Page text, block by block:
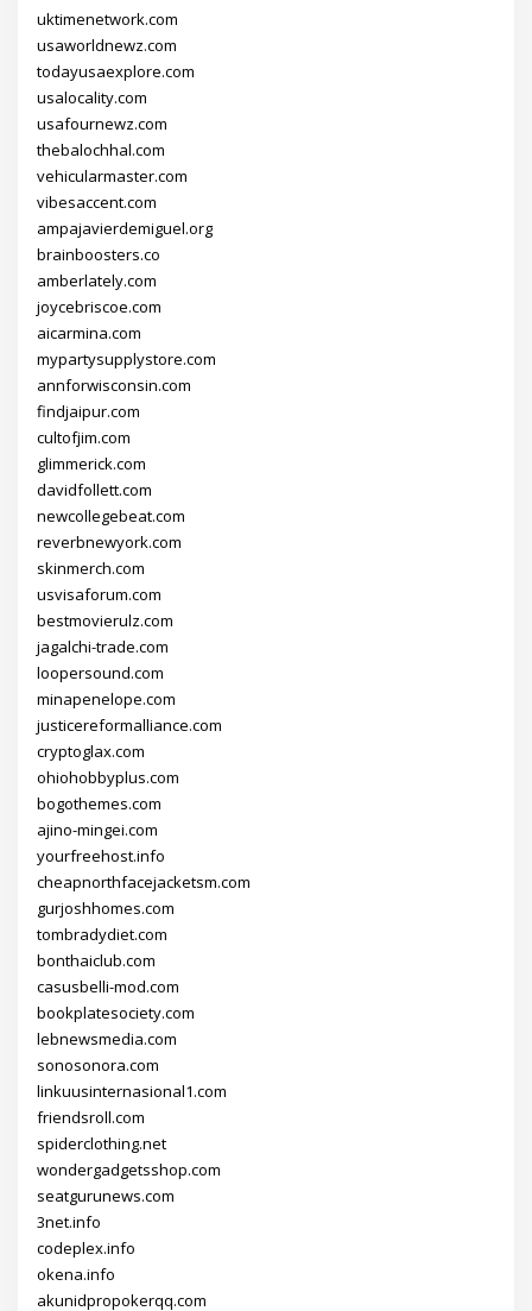
uktimenetwork.com
usaworldnewz.com
todayusaexplore.com
usalocality.com
usafournewz.com
thebalochhal.com
vehicularmaster.com
vibesaccent.com
ampajavierdemiguel.org
brainboosters.co
amberlately.com
joycebriscoe.com
aicarmina.com
mypartysupplystore.com
annforwisconsin.com
findjaipur.com
cultofjim.com
glimmerick.com
davidfollett.com
newcollegebeat.com
reverbnewyork.com
skinmerch.com
usvisaforum.com
bestmovierulz.com
jagalchi-trade.com
loopersound.com
minapenelope.com
justicereformalliance.com
cryptoglax.com
ohiohobbyplus.com
bogothemes.com
ajino-mingei.com
yourfreehost.info
cheapnorthfacejacketsm.com
gurjoshhomes.com
tombradydiet.com
bonthaiclub.com
casusbelli-mod.com
bookplatesociety.com
lebnewsmedia.com
sonosonora.com
linkuusinternasional1.com
friendsroll.com
spiderclothing.net
wondergadgetsshop.com
seatgurunews.com
3net.info
codeplex.info
okena.info
akunidpropokerqq.com